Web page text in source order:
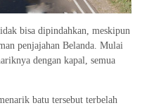
bisa dipindahkan, meskipun
penjajahan Belanda. Mulai
dengan kapal, semua
batu tersebut terbelah